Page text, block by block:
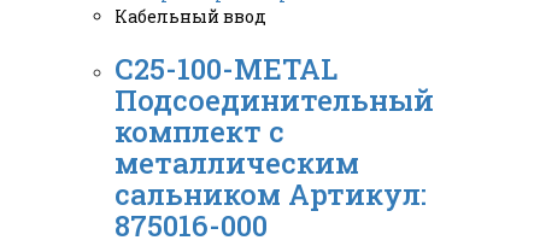
Кабельный ввод
C25-100-METAL
Подсоединительный
комплект с
металлическим
сальником Артикул:
875016-000